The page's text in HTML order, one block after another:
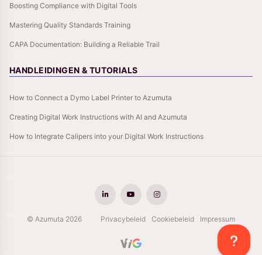
Boosting Compliance with Digital Tools
Mastering Quality Standards Training
CAPA Documentation: Building a Reliable Trail
HANDLEIDINGEN & TUTORIALS
How to Connect a Dymo Label Printer to Azumuta
Creating Digital Work Instructions with AI and Azumuta
How to Integrate Calipers into your Digital Work Instructions
© Azumuta 2026 Privacybeleid Cookiebeleid Impressum